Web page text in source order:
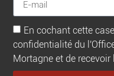
En cochant cette
confidentialité du
Mortagne et de recevoir